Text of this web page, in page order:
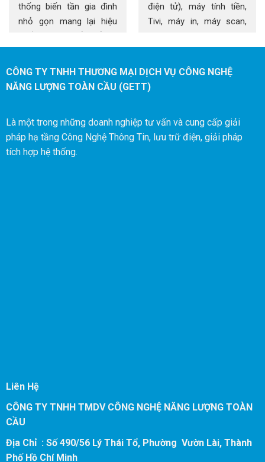
thống biến tần gia đình
nhỏ gọn mang lại hiệu
điện tử), máy tính tiền,
Tivi, máy in, máy scan,
(CCTV)
CÔNG TY TNHH THƯƠNG MẠI DỊCH VỤ CÔNG NGHỆ
NĂNG LƯỢNG TOÀN CẦU (GETT)
Là một trong những doanh nghiệp tư vấn và cung cấp giải
pháp hạ tầng Công Nghệ Thông Tin, lưu trữ điện, giải pháp
tích hợp hệ thống.
Liên Hệ
CÔNG TY TNHH TMDV CÔNG NGHỆ NĂNG LƯỢNG TOÀN
CẦU
Địa Chỉ : Số 490/56 Lý Thái Tổ, Phường Vườn Lài, Thành
Phố Hồ Chí Minh